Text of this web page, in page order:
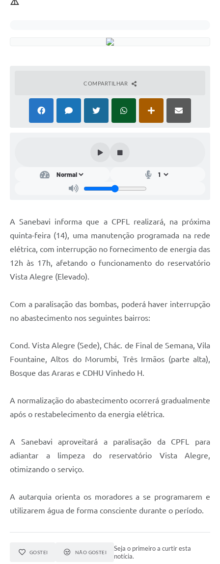
COMPARTILHAR
A Sanebavi informa que a CPFL realizará, na próxima
quinta-feira (14), uma manutenção programada na rede
elétrica, com interrupção no fornecimento de energia das
12h às 17h, afetando o funcionamento do reservatório
Vista Alegre (Elevado).
Com a paralisação das bombas, poderá haver interrupção
no abastecimento nos seguintes bairros:
Cond. Vista Alegre (Sede), Chác. de Final de Semana, Vila
Fountaine, Altos do Morumbi, Três Irmãos (parte alta),
Bosque das Araras e CDHU Vinhedo H.
A normalização do abastecimento ocorrerá gradualmente
após o restabelecimento da energia elétrica.
A Sanebavi aproveitará a paralisação da CPFL para
adiantar a limpeza do reservatório Vista Alegre,
otimizando o serviço.
A autarquia orienta os moradores a se programarem e
utilizarem água de forma consciente durante o período.
GOSTEI NÃO GOSTEI
Seja o primeiro a curtir esta
notícia.